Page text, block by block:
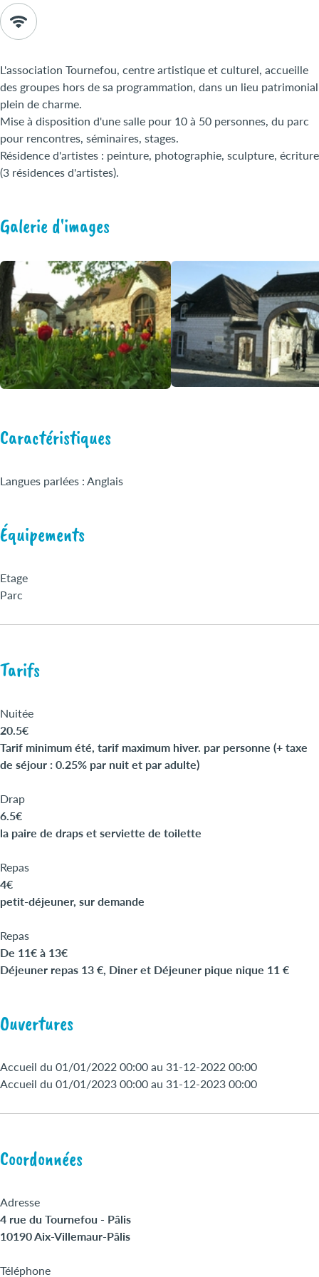
L'association Tournefou, centre artistique et culturel, accueille
des groupes hors de sa programmation, dans un lieu patrimonial
plein de charme.
Mise à disposition d'une salle pour 10 à 50 personnes, du parc
pour rencontres, séminaires, stages.
Résidence d'artistes : peinture, photographie, sculpture, écriture
(3 résidences d'artistes).
Galerie d'images
Caractéristiques
Langues parlées : Anglais
Équipements
Etage
Parc
Tarifs
Nuitée
20.5€
Tarif minimum été, tarif maximum hiver. par personne (+ taxe
de séjour : 0.25% par nuit et par adulte)
Drap
6.5€
la paire de draps et serviette de toilette
Repas
4€
petit-déjeuner, sur demande
Repas
De 11€ à 13€
Déjeuner repas 13 €, Diner et Déjeuner pique nique 11 €
Ouvertures
Accueil du 01/01/2022 00:00 au 31-12-2022 00:00
Accueil du 01/01/2023 00:00 au 31-12-2023 00:00
Coordonnées
Adresse
4 rue du Tournefou - Pâlis
10190 Aix-Villemaur-Pâlis
Téléphone